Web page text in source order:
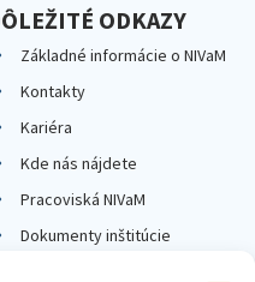
ODKAZY
Základné informácie o NIVaM
Kontakty
Kariéra
Kde nás nájdete
Pracoviská NIVaM
Dokumenty inštitúcie